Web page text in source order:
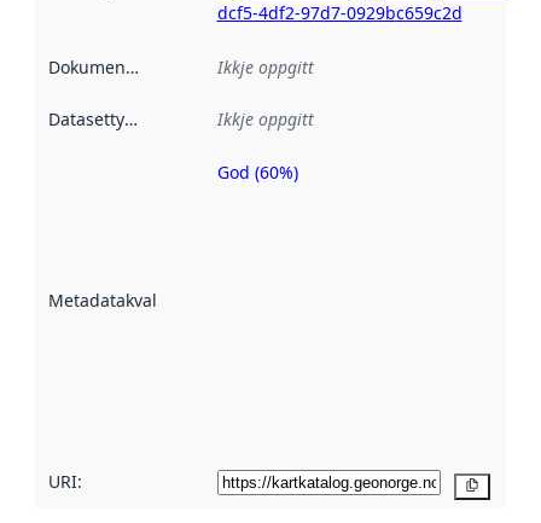
dcf5-4df2-97d7-0929bc659c2d
Dokumentasjon Ikkje oppgitt
Datasettype Ikkje oppgitt
Metadatakvalitet
Metadatakvalitet
God (60%)
URI: